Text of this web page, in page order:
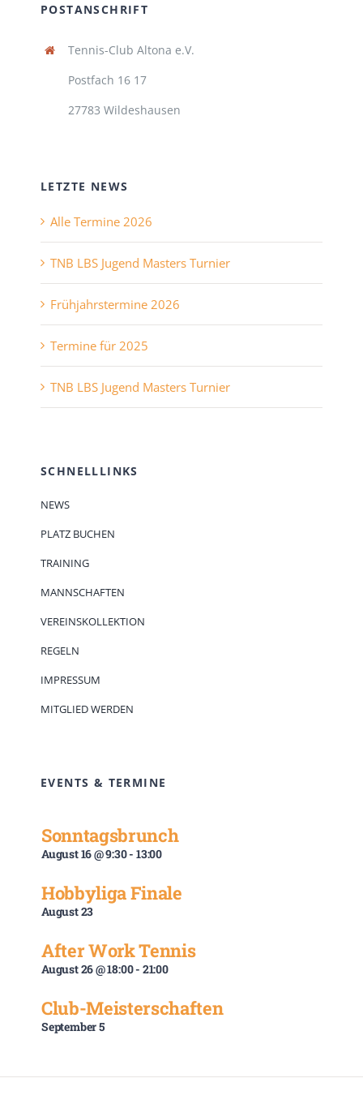
POSTANSCHRIFT
Tennis-Club Altona e.V.
Postfach 16 17
27783 Wildeshausen
LETZTE NEWS
Alle Termine 2026
TNB LBS Jugend Masters Turnier
Frühjahrstermine 2026
Termine für 2025
TNB LBS Jugend Masters Turnier
SCHNELLLINKS
NEWS
PLATZ BUCHEN
TRAINING
MANNSCHAFTEN
VEREINSKOLLEKTION
REGELN
IMPRESSUM
MITGLIED WERDEN
EVENTS & TERMINE
Sonntagsbrunch
August 16 @ 9:30- 13:00
Hobbyliga Finale
August 23
After Work Tennis
August 26 @ 18:00- 21:00
Club-Meisterschaften
September 5